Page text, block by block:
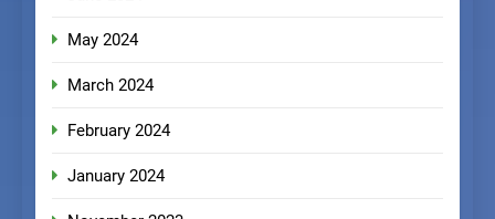
May 2024
March 2024
February 2024
January 2024